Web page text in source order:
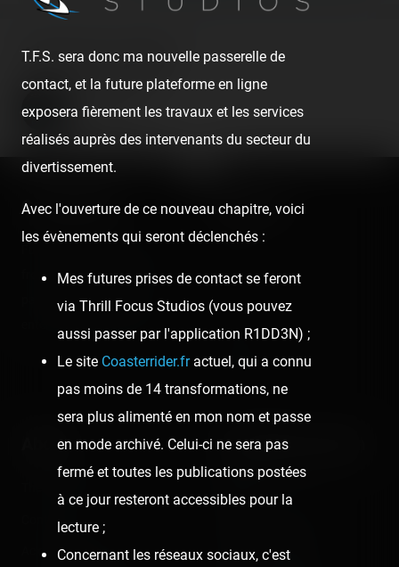
About the author
Coasterrider
Fondateur
Coasterrider
from roller coasters, theme
parks, fairgrounds and
entertainment enthusiasts.
Shortcut
Posts
Videos
Reports
About
Contact us
Acknowledgements
Let's keep in touch
Newsletter
T.F.S. sera donc ma nouvelle passerelle de
contact, et la future plateforme en ligne
exposera fièrement les travaux et les services
réalisés auprès des intervenants du secteur du
divertissement.
Avec l'ouverture de ce nouveau chapitre, voici
les évènements qui seront déclenchés :
Mes futures prises de contact se feront
via Thrill Focus Studios (vous pouvez
aussi passer par l'application R1DD3N) ;
Le site Coasterrider.fractuel, qui a connu
pas moins de 14 transformations, ne
sera plus alimenté en mon nom et passe
en mode archivé. Celui-ci ne sera pas
fermé et toutes les publications postées
à ce jour resteront accessibles pour la
lecture ;
Concernant les réseaux sociaux, c'est